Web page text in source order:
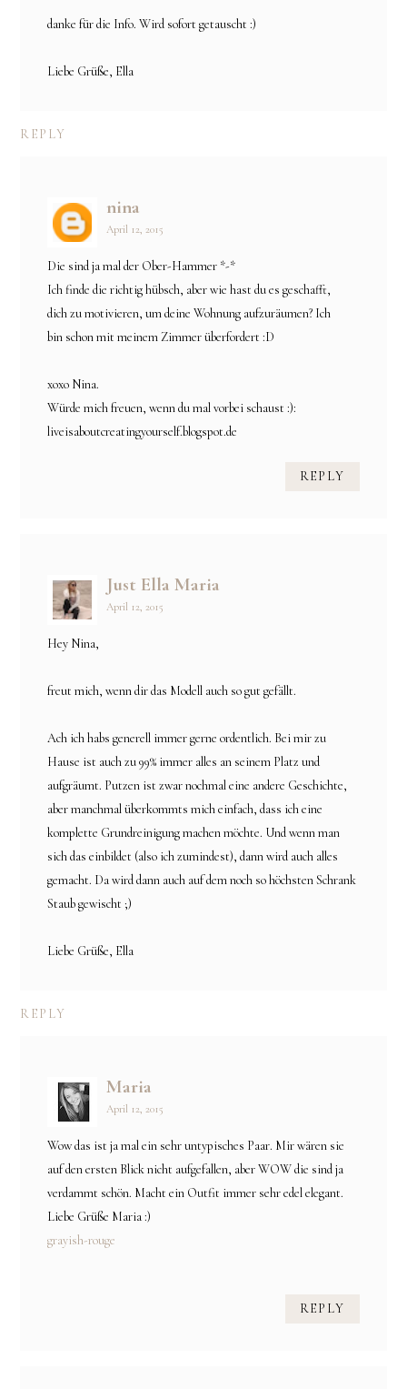
danke für die Info. Wird sofort getauscht :)
Liebe Grüße, Ella
REPLY
nina
April 12, 2015
Die sind ja mal der Ober-Hammer *-*
Ich finde die richtig hübsch, aber wie hast du es geschafft,
dich zu motivieren, um deine Wohnung aufzuräumen? Ich
bin schon mit meinem Zimmer überfordert :D
xoxo Nina.
Würde mich freuen, wenn du mal vorbei schaust :):
liveisaboutcreatingyourself.blogspot.de
REPLY
Just Ella Maria
April 12, 2015
Hey Nina,
freut mich, wenn dir das Modell auch so gut gefällt.
Ach ich habs generell immer gerne ordentlich. Bei mir zu
Hause ist auch zu 99% immer alles an seinem Platz und
aufgräumt. Putzen ist zwar nochmal eine andere Geschichte,
aber manchmal überkommts mich einfach, dass ich eine
komplette Grundreinigung machen möchte. Und wenn man
sich das einbildet (also ich zumindest), dann wird auch alles
gemacht. Da wird dann auch auf dem noch so höchsten Schrank
Staub gewischt ;)
Liebe Grüße, Ella
REPLY
Maria
April 12, 2015
Wow das ist ja mal ein sehr untypisches Paar. Mir wären sie
auf den ersten Blick nicht aufgefallen, aber WOW die sind ja
verdammt schön. Macht ein Outfit immer sehr edel elegant.
Liebe Grüße Maria :)
grayish-rouge
REPLY